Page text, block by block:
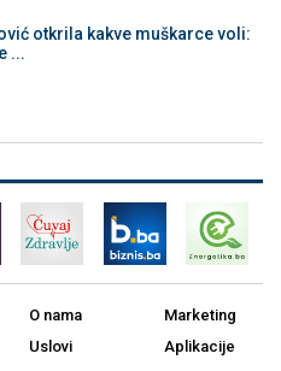
otkrila kakve muškarce voli:
...
O nama
Uslovi
Marketing
Aplikacije